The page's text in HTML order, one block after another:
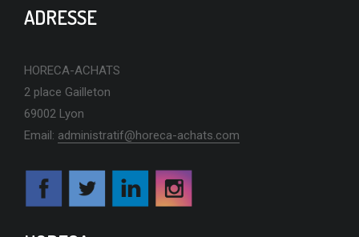
ADRESSE
HORECA-ACHATS
2 place Gailleton
69002 Lyon
Email: administratif@horeca-achats.com